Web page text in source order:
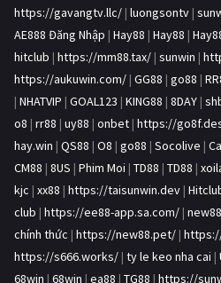
https://gavangtv.llc/ | luongsontv |
AE888 Đăng Nhập | Hay88 | Hay88 |
hitclub | https://mm88.tax/ | sunwin |
https://aukuwin.com/ | GG88 | go88 |
| NHATVIP | GOAL123 | KING88 | 8DAY |
o8 | rr88 | uy88 | onbet | https://
hay.win | QS88 | O8 | go88 | Socolive |
CM88 | 8US | Phim Moi | TD88 | TD88 |
kjc | xx88 | https://taisunwin.dev |
club | https://ee88-app.sa.com/ | new88
chính thức | https://new88.pet/ |
https://s666.works/ | ty le keo nha cai |
68win | 68win | ea88 | TG88 | https://